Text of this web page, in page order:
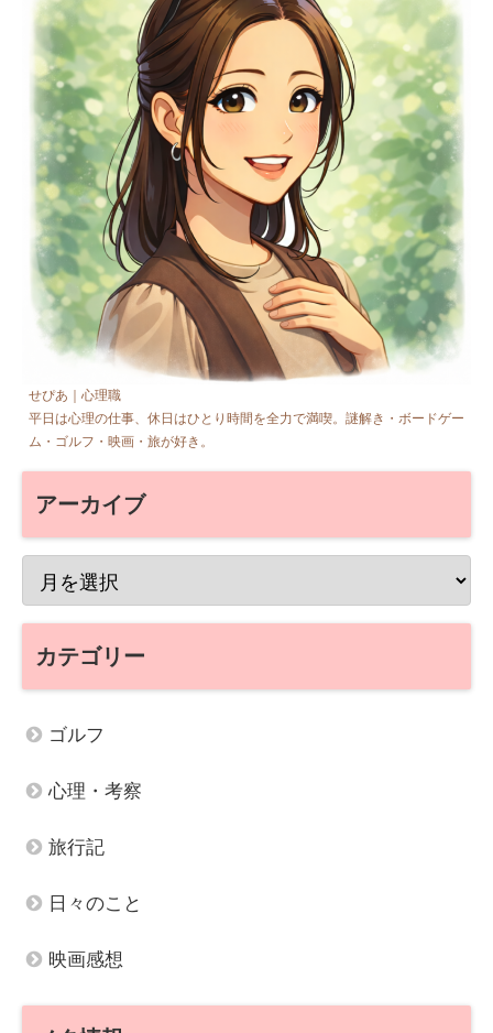
せぴあ｜心理職
平日は心理の仕事、休日はひとり時間を全力で満喫。謎解き・ボードゲー
ム・ゴルフ・映画・旅が好き。
アーカイブ
カテゴリー
ゴルフ
心理・考察
旅行記
日々のこと
映画感想